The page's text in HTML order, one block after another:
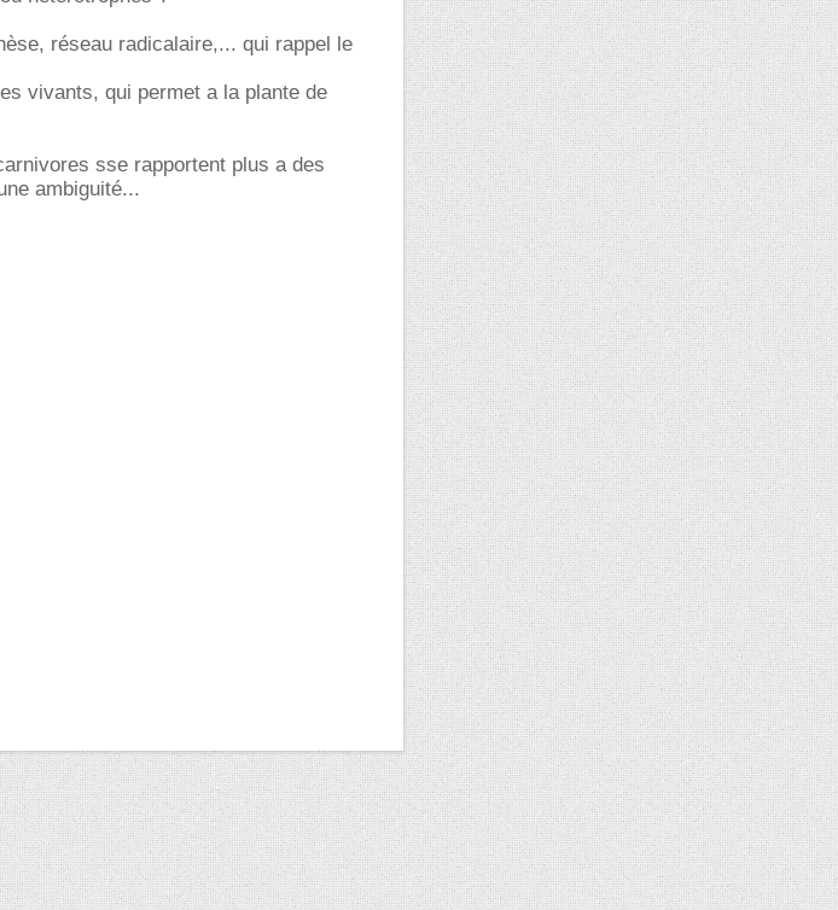
réseau radicalaire,... qui rappel le
vivants, qui permet a la plante de
sse rapportent plus a des
ambiguité...